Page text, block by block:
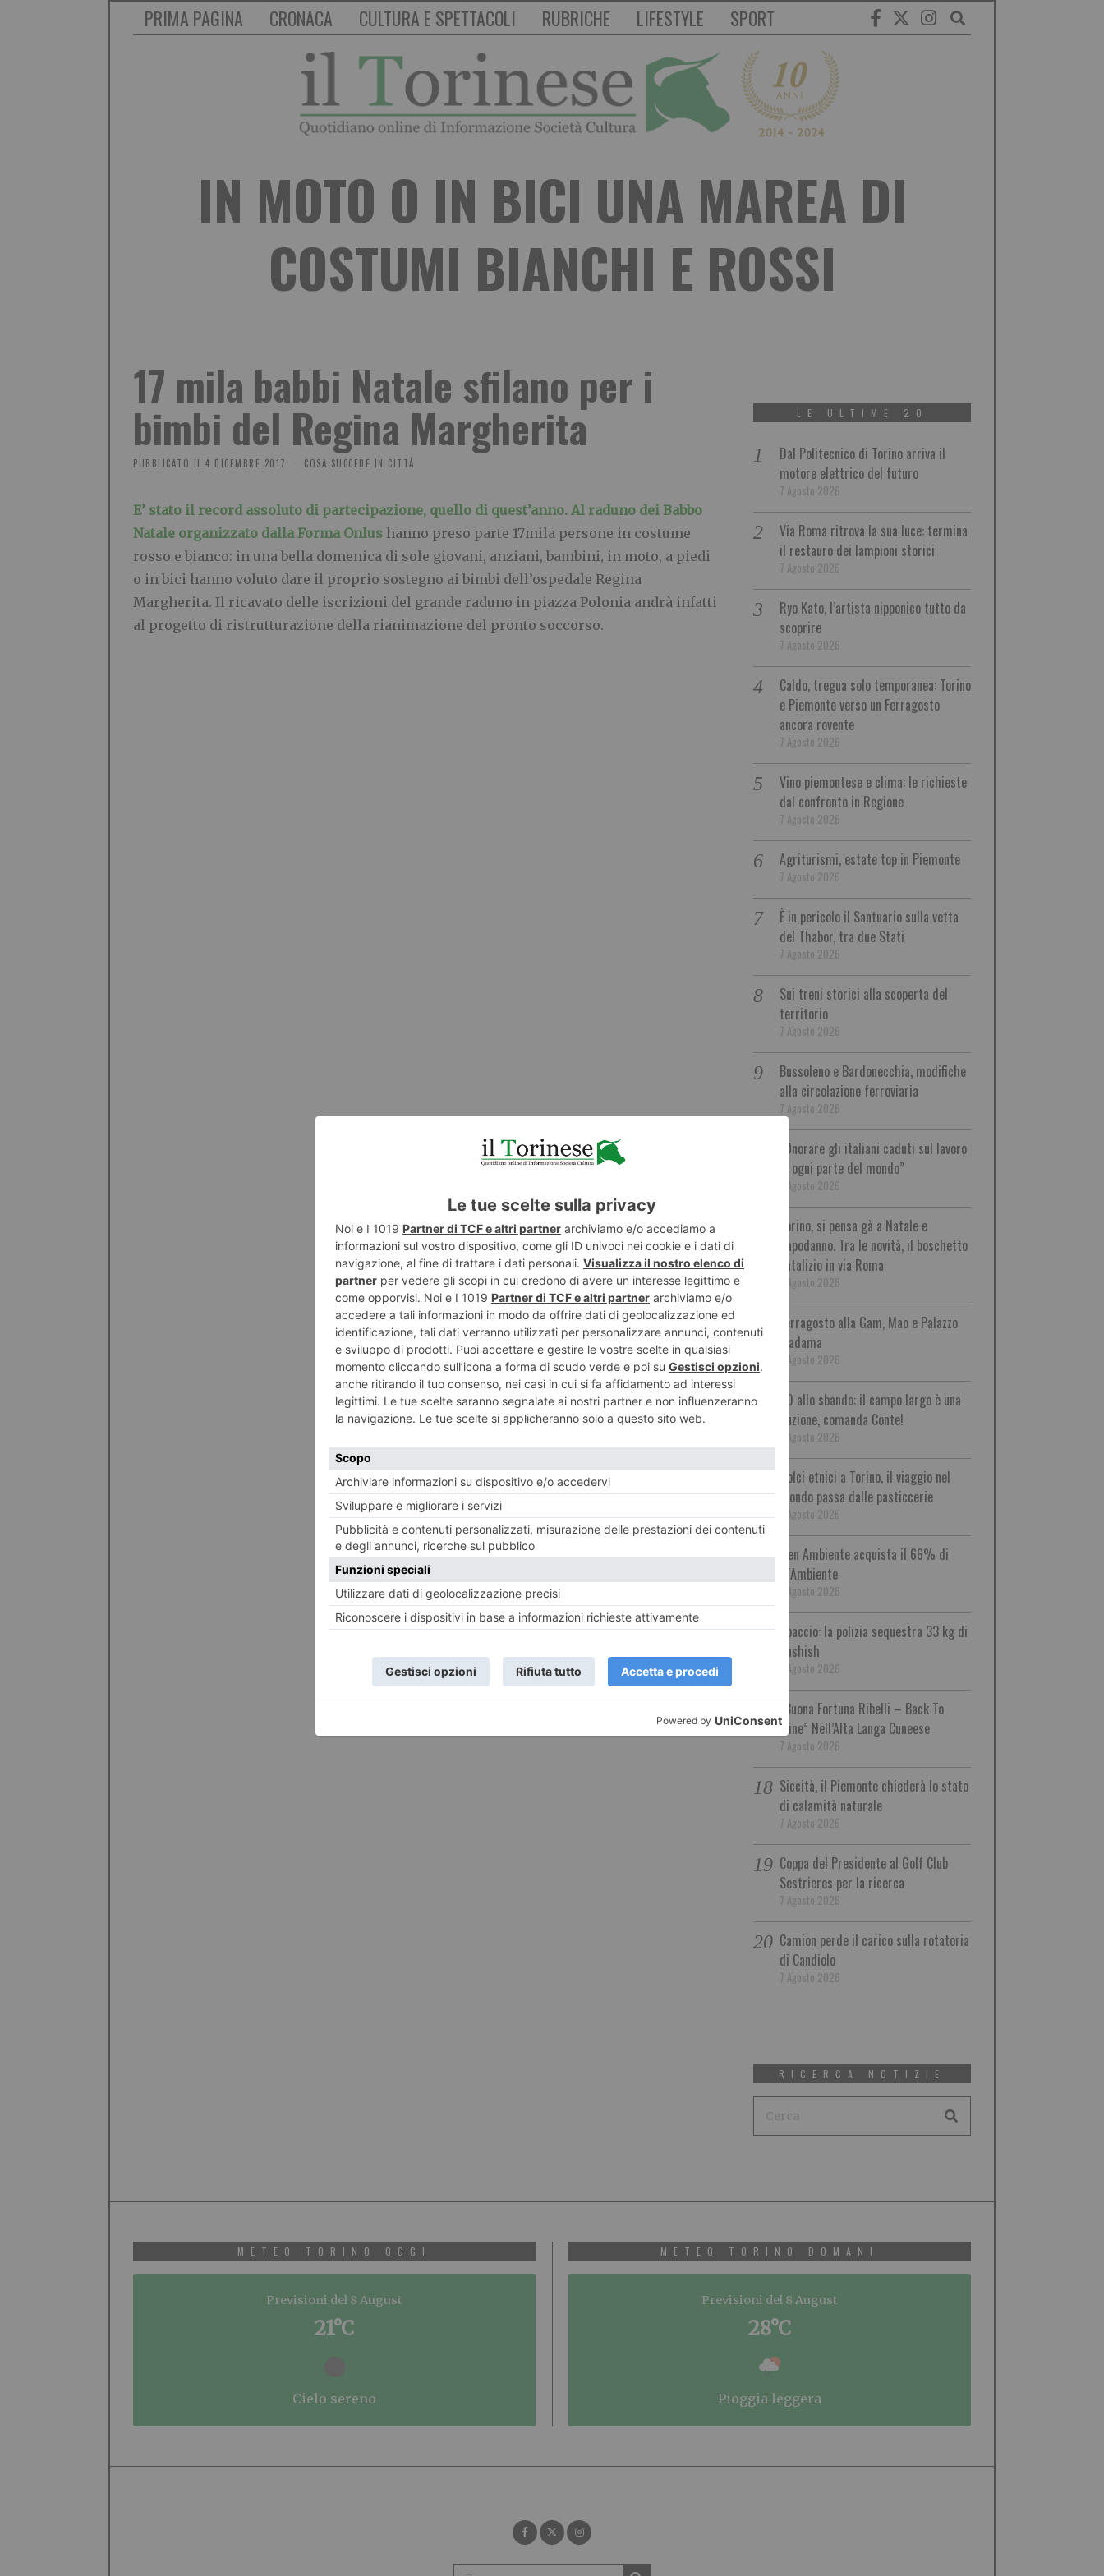
PRIMA PAGINA CRONACA CULTURA E SPETTACOLI RUBRICHE LIFESTYLE SPORT
IN MOTO O IN BICI UNA MAREA DI
COSTUMI BIANCHI E ROSSI
17 mila babbi Natale sfilano per i
bimbi del Regina Margherita
PUBBLICATO IL 4 DICEMBRE 2017 COSA SUCCEDE IN CITTÀ
E’ stato il record assoluto di partecipazione, quello di quest’anno. Al raduno dei Babbo
Natale organizzato dalla Forma Onlus hanno preso parte 17mila persone in costume
rosso e bianco: in una bella domenica di sole giovani, anziani, bambini, in moto, a piedi
o in bici hanno voluto dare il proprio sostegno ai bimbi dell’ospedale Regina
Margherita. Il ricavato delle iscrizioni del grande raduno in piazza Polonia andrà infatti
al progetto di ristrutturazione della rianimazione del pronto soccorso.
LE ULTIME 20
Dal Politecnico di Torino arriva il
motore elettrico del futuro
7 Agosto 2026
Via Roma ritrova la sua luce: termina
il restauro dei lampioni storici
7 Agosto 2026
Ryo Kato, l’artista nipponico tutto da
scoprire
7 Agosto 2026
Caldo, tregua solo temporanea: Torino
e Piemonte verso un Ferragosto
ancora rovente
7 Agosto 2026
Vino piemontese e clima: le richieste
dal confronto in Regione
7 Agosto 2026
Agriturismi, estate top in Piemonte
7 Agosto 2026
È in pericolo il Santuario sulla vetta
del Thabor, tra due Stati
7 Agosto 2026
Sui treni storici alla scoperta del
territorio
7 Agosto 2026
Bussoleno e Bardonecchia, modifiche
alla circolazione ferroviaria
7 Agosto 2026
“Onorare gli italiani caduti sul lavoro
in ogni parte del mondo”
7 Agosto 2026
Torino, si pensa gà a Natale e
Capodanno. Tra le novità, il boschetto
natalizio in via Roma
7 Agosto 2026
Ferragosto alla Gam, Mao e Palazzo
Madama
7 Agosto 2026
PD allo sbando: il campo largo è una
finzione, comanda Conte!
7 Agosto 2026
Dolci etnici a Torino, il viaggio nel
mondo passa dalle pasticcerie
7 Agosto 2026
Iren Ambiente acquista il 66% di
ETAmbiente
7 Agosto 2026
Spaccio: la polizia sequestra 33 kg di
hashish
7 Agosto 2026
“Buona Fortuna Ribelli – Back To
Mine” Nell’Alta Langa Cuneese
7 Agosto 2026
Siccità, il Piemonte chiederà lo stato
di calamità naturale
7 Agosto 2026
Coppa del Presidente al Golf Club
Sestrieres per la ricerca
7 Agosto 2026
Camion perde il carico sulla rotatoria
di Candiolo
7 Agosto 2026
RICERCA NOTIZIE
METEO TORINO OGGI
Previsioni del 8 August
21°C
cielo sereno
METEO TORINO DOMANI
Previsioni del 8 August
28°C
pioggia leggera